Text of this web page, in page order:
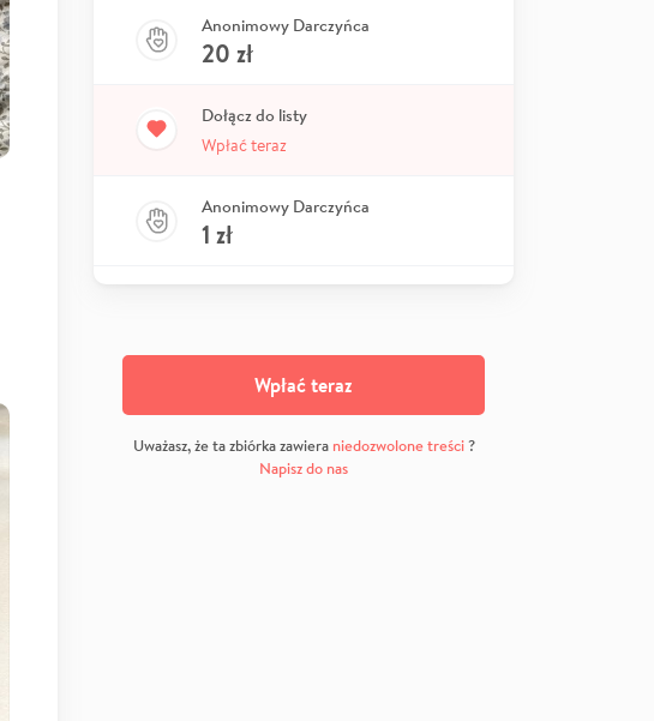
Anonimowy Darczyńca
20 zł
Dołącz do listy
Wpłać teraz
Anonimowy Darczyńca
1 zł
Wpłać teraz
Uważasz, że ta zbiórka zawiera niedozwolone treści?
Napisz do nas